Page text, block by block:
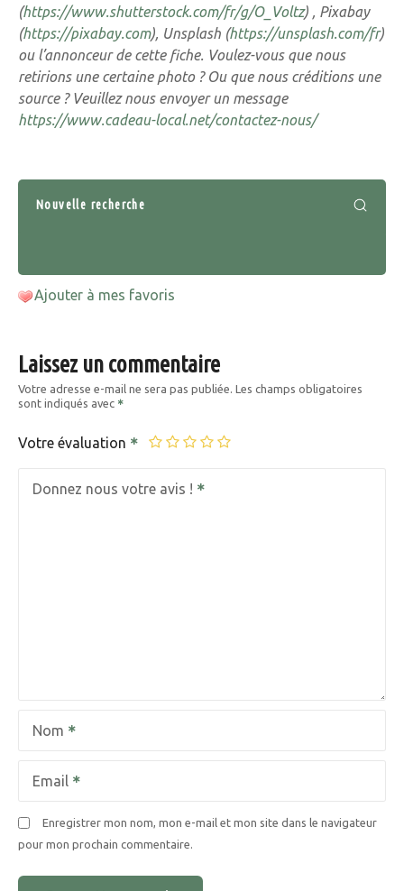
(https://www.shutterstock.com/fr/g/O_Voltz) , Pixabay
(https://pixabay.com), Unsplash (https://unsplash.com/fr)
ou l’annonceur de cette fiche. Voulez-vous que nous
retirions une certaine photo ? Ou que nous créditions une
source ? Veuillez nous envoyer un message
https://www.cadeau-local.net/contactez-nous/
Nouvelle recherche
Ajouter à mes favoris
Laissez un commentaire
Votre adresse e-mail ne sera pas publiée. Les champs obligatoires
sont indiqués avec
Votre évaluation
Donnez nous votre avis !
Nom
Email
Enregistrer mon nom, mon e-mail et mon site dans le navigateur
pour mon prochain commentaire.